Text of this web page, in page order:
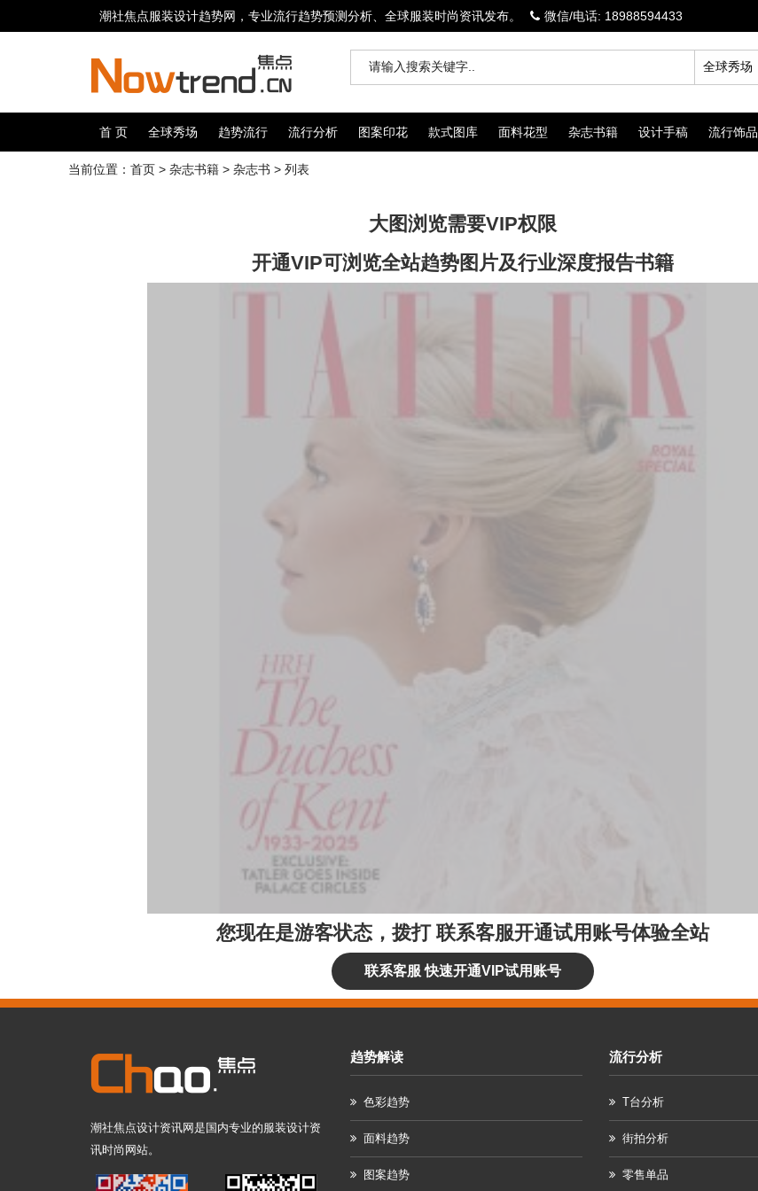
潮社焦点服装设计趋势网，专业流行趋势预测分析、全球服装时尚资讯发布。 微信/电话: 18988594433
首 页 全球秀场 趋势流行 流行分析 图案印花 款式图库 面料花型 杂志书籍 设计手稿 流行饰品
当前位置： 首页 > 杂志书籍 > 杂志书 > 列表
大图浏览需要VIP权限
开通VIP可浏览全站趋势图片及行业深度报告书籍
您现在是游客状态，拨打 联系客服开通试用账号体验全站
联系客服 快速开通VIP试用账号
潮社焦点设计资讯网是国内专业的服装设计资
讯时尚网站。
趋势解读
色彩趋势
面料趋势
图案趋势
流行分析
T台分析
街拍分析
零售单品